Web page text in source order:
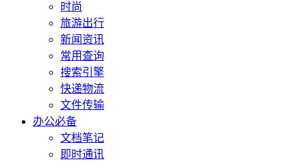
时尚
旅游出行
新闻资讯
常用查询
搜索引擎
快递物流
文件传输
办公必备
文档笔记
即时通讯